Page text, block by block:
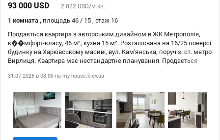
та центру міста можна швидко дістатися через Північний міст.
93 000 USD
2 022 USD/м.кв.
1 комната , площадь 46 / 15 , этаж 16
Продається квартира з авторським дизайном в ЖК Метрополія,
к��мфорт-класу, 46 м², кухня 15 м². Розташована на 16/25 поверсі
будинку на Харківському масиві, вул. Кам'янська, поруч зі ст. метро
Вирлиця. Квартира має нестандартне планування. Продається
холодильник, витяжка, пральна машина в санвузлі) та меблями. Є
затишну квартиру з усіма необхідними комфортами в спальному
районі Києва!
31.07.2026 в 08:00 на my-house.kiev.ua